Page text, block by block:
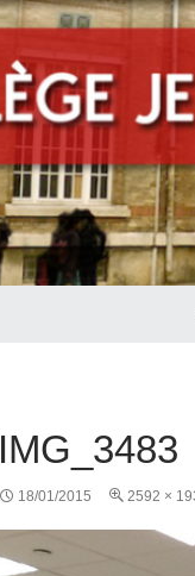
IMG_3483
18/01/2015 2592 ×